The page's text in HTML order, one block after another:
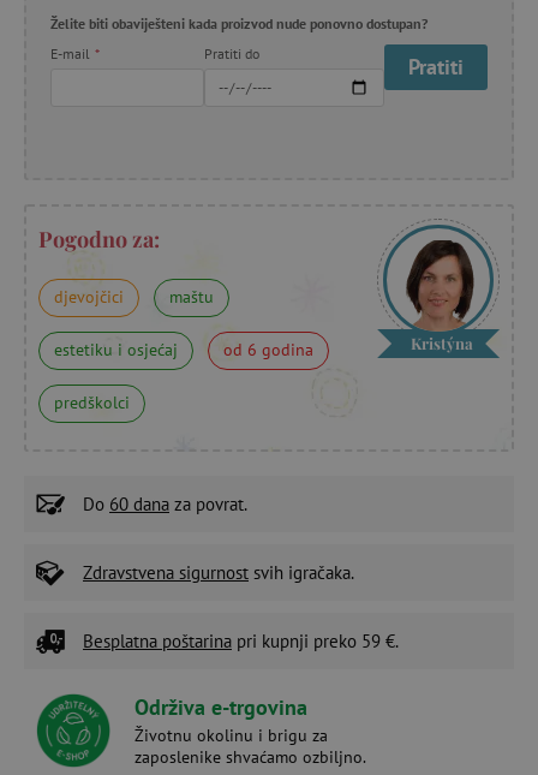
Želite biti obaviješteni kada proizvod nude ponovno dostupan?
E-mail * Pratiti do Pratiti
Pogodno za:
djevojčici maštu
estetiku i osjećaj od 6 godina
predškolci
Kristýna
Do 60 dana za povrat.
Zdravstvena sigurnost svih igračaka.
Besplatna poštarina pri kupnji preko 59 €.
Održiva e-trgovina
Životnu okolinu i brigu za
zaposlenike shvaćamo ozbiljno.